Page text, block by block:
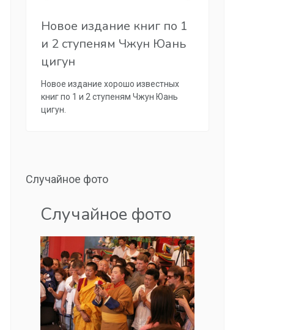
Новое издание книг по 1
и 2 ступеням Чжун Юань
цигун
Новое издание хорошо известных
книг по 1 и 2 ступеням Чжун Юань
цигун.
Случайное фото
Случайное фото